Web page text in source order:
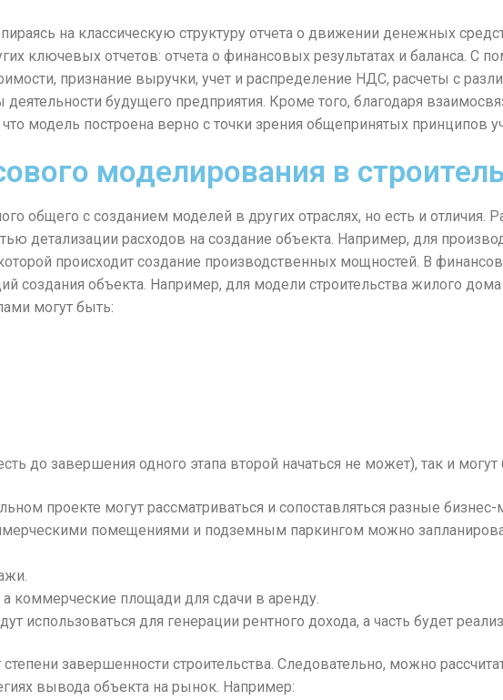
на классическую структуру отчета о движении денежных
ключевых отчетов: отчета о финансовых результатах и баланса. С
признание выручки, учет и распределение НДС, расчеты с
будущего предприятия. Кроме того, благодаря
модель построена верно с точки зрения общепринятых принципов
моделирования в
общего с созданием моделей в других отраслях, но есть и отличия.
детализации расходов на создание объекта. Например, для
происходит создание производственных мощностей. В
создания объекта. Например, для модели строительства жилого
могут быть:
до завершения одного этапа второй начаться не может), так и
проекте могут рассматриваться и сопоставляться разные бизнес-
помещениями и подземным паркингом можно
площади для сдачи в аренду.
использоваться для генерации рентного дохода, а часть будет
завершенности строительства. Следовательно, можно
вывода объекта на рынок. Например: